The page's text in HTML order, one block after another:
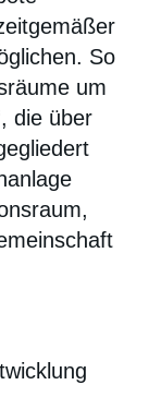
So
um
die über